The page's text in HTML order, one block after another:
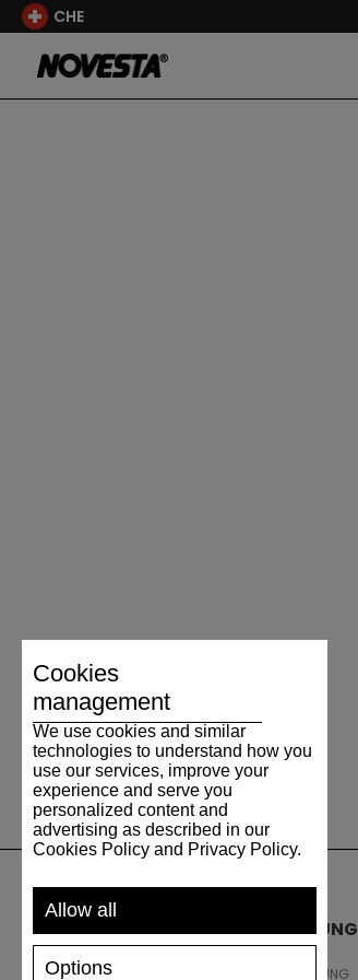
CHE
UNTERSTÜTZUNG
VERSAND UND ZAHLUNG
Cookies
management
We use cookies and similar
technologies to understand how you
use our services, improve your
experience and serve you
personalized content and
advertising as described in our
Cookies Policy and Privacy Policy.
Allow all
Options